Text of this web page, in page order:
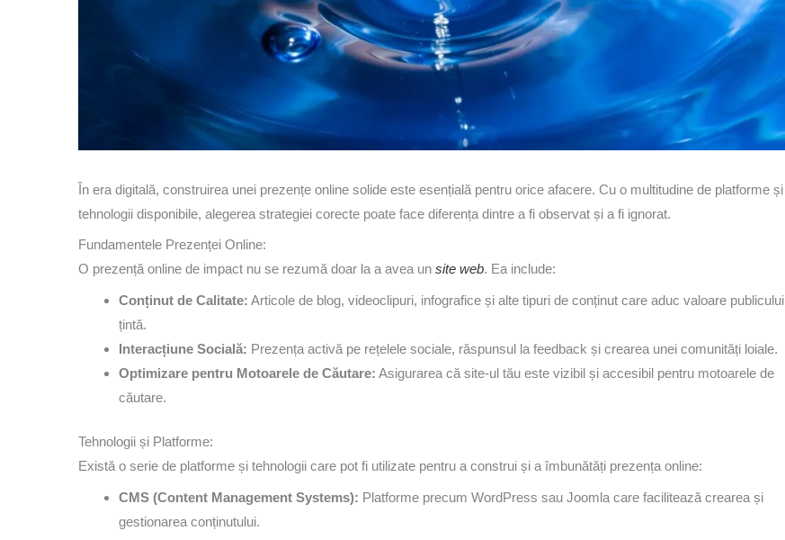
În era digitală, construirea unei prezențe online solide este esențială pentru orice afacere. Cu o multitudine de platforme și
tehnologii disponibile, alegerea strategiei corecte poate face diferența dintre a fi observat și a fi ignorat.
Fundamentele Prezenței Online:
O prezență online de impact nu se rezumă doar la a avea un site web. Ea include:
Conținut de Calitate: Articole de blog, videoclipuri, infografice și alte tipuri de conținut care aduc valoare publicului
țintă.
Interacțiune Socială: Prezența activă pe rețelele sociale, răspunsul la feedback și crearea unei comunități loiale.
Optimizare pentru Motoarele de Căutare: Asigurarea că site-ul tău este vizibil și accesibil pentru motoarele de
căutare.
Tehnologii și Platforme:
Există o serie de platforme și tehnologii care pot fi utilizate pentru a construi și a îmbunătăți prezența online:
CMS (Content Management Systems): Platforme precum WordPress sau Joomla care facilitează crearea și
gestionarea conținutului.